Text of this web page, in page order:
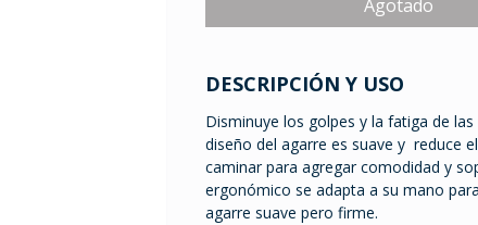
Agotado
DESCRIPCIÓN Y USO
Disminuye los golpes y la fatiga de las
diseño del agarre es suave y reduce
caminar para agregar comodidad y
ergonómico se adapta a su mano
agarre suave pero firme.